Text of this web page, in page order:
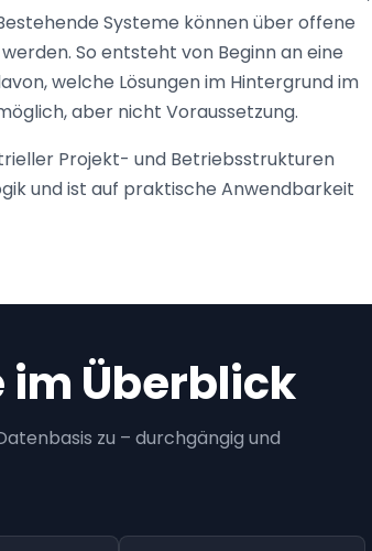
Systeme können über offene
So entsteht von Beginn an eine
welche Lösungen im Hintergrund im
aber nicht Voraussetzung.
Projekt- und Betriebsstrukturen
und ist auf praktische Anwendbarkeit
Überblick
zu – durchgängig und